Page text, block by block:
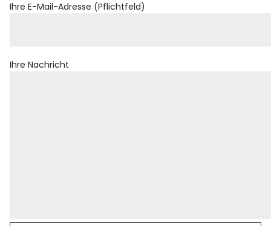
Ihre E-Mail-Adresse (Pflichtfeld)
Ihre Nachricht